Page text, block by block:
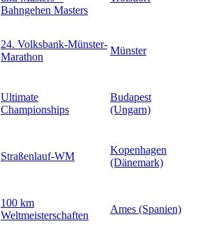
Bahngehen Masters
24. Volksbank-Münster-
Marathon
Münster
Ultimate
Championships
Budapest
(Ungarn)
Straßenlauf-WM
Kopenhagen
(Dänemark)
100 km
Weltmeisterschaften
Ames (Spanien)